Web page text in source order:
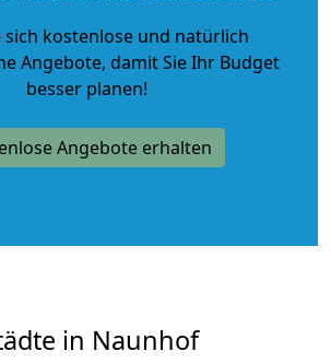
sich kostenlose und natürlich
Angebote, damit Sie Ihr Budget
besser planen!
Angebote erhalten
in Naunhof